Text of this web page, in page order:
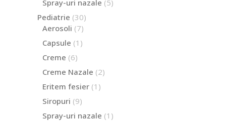
Spray-uri nazale 5
Pediatrie 3030
Aerosoli 77
Capsule 1 1
Creme 66
Creme Nazale 22
Eritem fesier 1 1
Siropuri 99
Spray-uri nazale 1 1